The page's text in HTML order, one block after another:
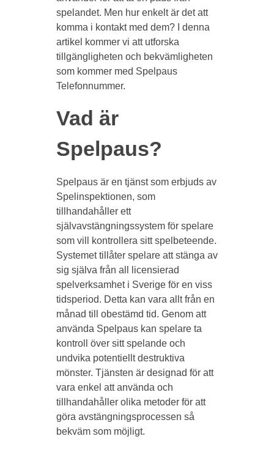
spelandet. Men hur enkelt är det att
komma i kontakt med dem? I denna
artikel kommer vi att utforska
tillgängligheten och bekvämligheten
som kommer med Spelpaus
Telefonnummer.
Vad är
Spelpaus?
Spelpaus är en tjänst som erbjuds av
Spelinspektionen, som
tillhandahåller ett
självavstängningssystem för spelare
som vill kontrollera sitt spelbeteende.
Systemet tillåter spelare att stänga av
sig själva från all licensierad
spelverksamhet i Sverige för en viss
tidsperiod. Detta kan vara allt från en
månad till obestämd tid. Genom att
använda Spelpaus kan spelare ta
kontroll över sitt spelande och
undvika potentiellt destruktiva
mönster. Tjänsten är designad för att
vara enkel att använda och
tillhandahåller olika metoder för att
göra avstängningsprocessen så
bekväm som möjligt.